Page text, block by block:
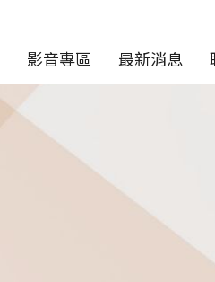
影音專區 最新消息